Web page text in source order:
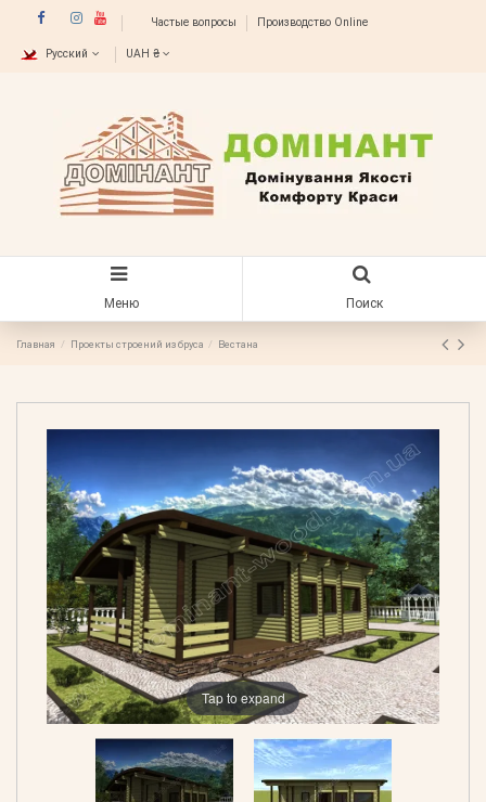
Частые вопросы Производство Online
Русский UAH ₴
Меню Поиск
Главная Проекты строений из бруса Вестана
Tap to expand